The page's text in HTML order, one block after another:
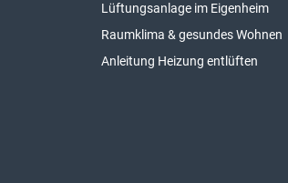
Lüftungsanlage im Eigenheim
Raumklima & gesundes Wohnen
Anleitung Heizung entlüften